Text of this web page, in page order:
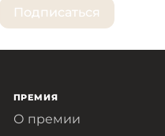
ПРЕМИЯ
О премии